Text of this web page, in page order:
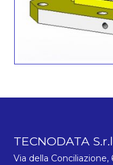
TECNODATA
Via della